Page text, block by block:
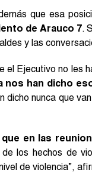
que esa
de Arauco 7.
y las
el Ejecutivo no les
nos han dicho
dicho nunca que
que en las
de los hechos de
de violencia”,